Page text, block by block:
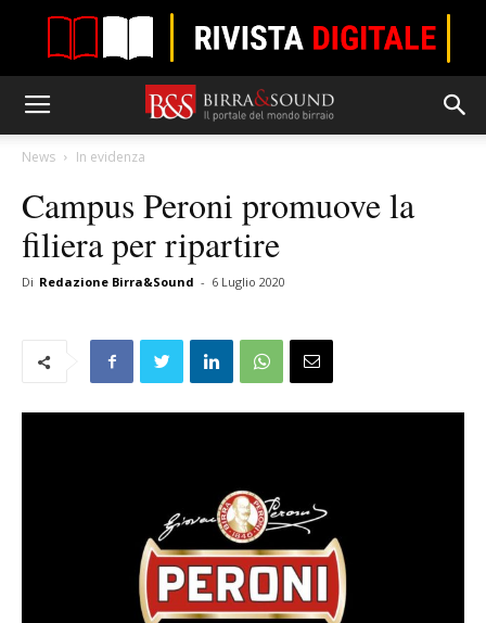
News In evidenza
Campus Peroni promuove la
filiera per ripartire
Di Redazione Birra&Sound - 6 Luglio 2020